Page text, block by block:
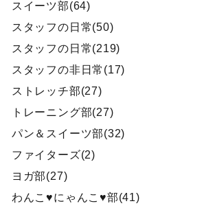
スイーツ部(64)
スタッフの日常(50)
スタッフの日常(219)
スタッフの非日常(17)
ストレッチ部(27)
トレーニング部(27)
パン＆スイーツ部(32)
ファイターズ(2)
ヨガ部(27)
わんこ♥にゃんこ♥部(41)